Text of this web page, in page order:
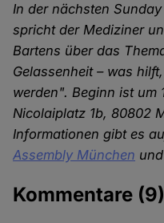
In der nächsten
spricht der Mediziner
Bartens über das
Gelassenheit – was
werden". Beginn ist um
Nicolaiplatz 1b, 80802
Informationen gibt es
Assembly München
Kommentare (9)